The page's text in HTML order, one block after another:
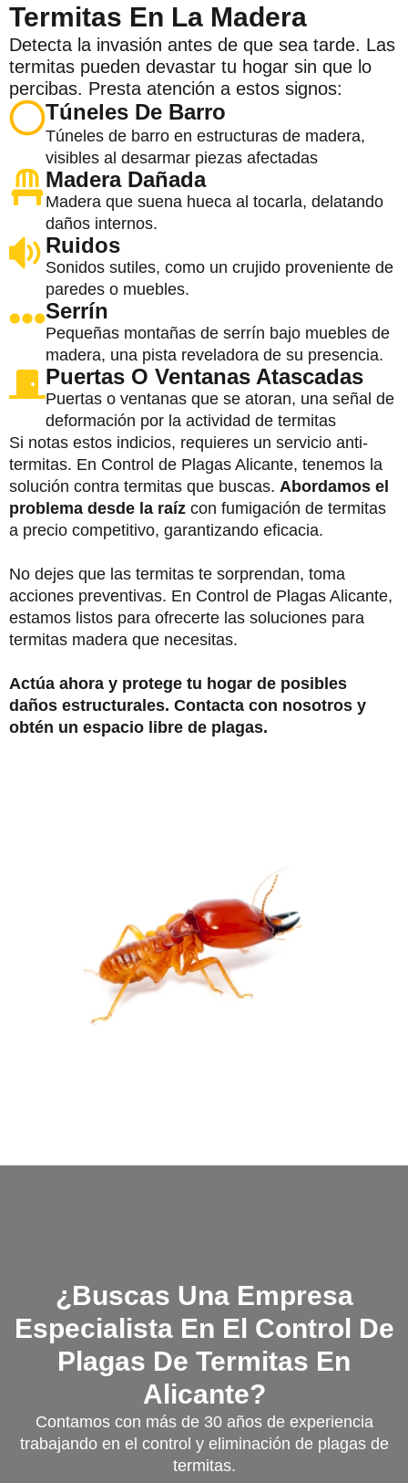
Termitas En La Madera
Detecta la invasión antes de que sea tarde. Las
termitas pueden devastar tu hogar sin que lo
percibas. Presta atención a estos signos:
Túneles De Barro
Túneles de barro en estructuras de madera,
visibles al desarmar piezas afectadas
Madera Dañada
Madera que suena hueca al tocarla, delatando
daños internos.
Ruidos
Sonidos sutiles, como un crujido proveniente de
paredes o muebles.
Serrín
Pequeñas montañas de serrín bajo muebles de
madera, una pista reveladora de su presencia.
Puertas O Ventanas Atascadas
Puertas o ventanas que se atoran, una señal de
deformación por la actividad de termitas
Si notas estos indicios, requieres un servicio anti-
termitas. En Control de Plagas Alicante, tenemos la
solución contra termitas que buscas. Abordamos el
problema desde la raíz con fumigación de termitas
a precio competitivo, garantizando eficacia.
No dejes que las termitas te sorprendan, toma
acciones preventivas. En Control de Plagas Alicante,
estamos listos para ofrecerte las soluciones para
termitas madera que necesitas.
Actúa ahora y protege tu hogar de posibles
daños estructurales. Contacta con nosotros y
obtén un espacio libre de plagas.
¿Buscas Una Empresa
Especialista En El Control De
Plagas De Termitas En
Alicante?
Contamos con más de 30 años de experiencia
trabajando en el control y eliminación de plagas de
termitas.